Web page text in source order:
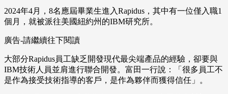
2024年4月，8名應屆畢業生進入Rapidus，其中有一位僅入職1
個月，就被派往美國紐約州的IBM研究所。
廣告-請繼續往下閱讀
大部分Rapidus員工缺乏開發現代最尖端產品的經驗，卻要與
IBM技術人員並肩進行聯合開發。富田一行說：「很多員工不
是作為接受技術指導的客戶，是作為夥伴而獲得信任」。